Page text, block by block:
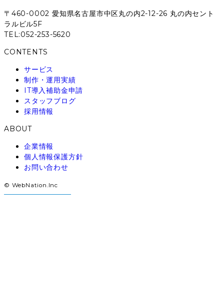
〒460-0002 愛知県名古屋市中区丸の内2-12-26 丸の内セント
ラルビル5F
TEL:052-253-5620
CONTENTS
サービス
制作・運用実績
IT導入補助金申請
スタッフブログ
採用情報
ABOUT
企業情報
個人情報保護方針
お問い合わせ
© WebNation.Inc